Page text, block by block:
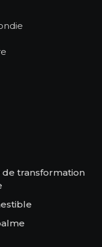
de transformation